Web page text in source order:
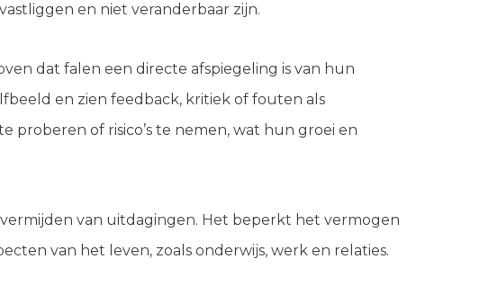
en niet veranderbaar zijn.
dat falen een directe afspiegeling is van hun
en zien feedback, kritiek of fouten als
of risico’s te nemen, wat hun groei en
van uitdagingen. Het beperkt het vermogen
van het leven, zoals onderwijs, werk en relaties.